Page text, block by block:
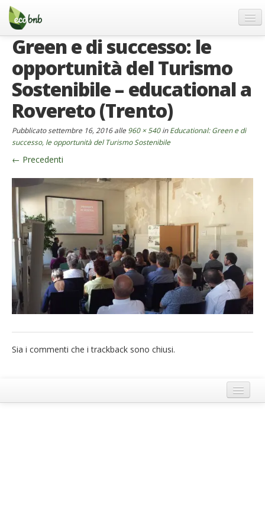
Menu
Salta
contenuto
Blog
Offerte Speciali
Regali
FAQ
Partner
Contatti
Italiano
German
English
Spanish
French
Italiano
Green e di successo: le
opportunità del Turismo
Sostenibile – educational a
Rovereto (Trento)
Pubblicatosettembre 16, 2016alle 960 × 540inEducational: Green e di
successo, le opportunità del Turismo Sostenibile
← Precedenti
Sia i commenti che i trackback sono chiusi.